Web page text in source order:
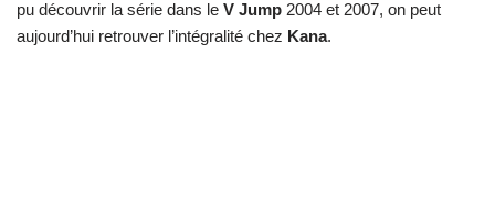
pu découvrir la série dans le V Jump 2004 et 2007, on peut
aujourd’hui retrouver l’intégralité chez Kana.